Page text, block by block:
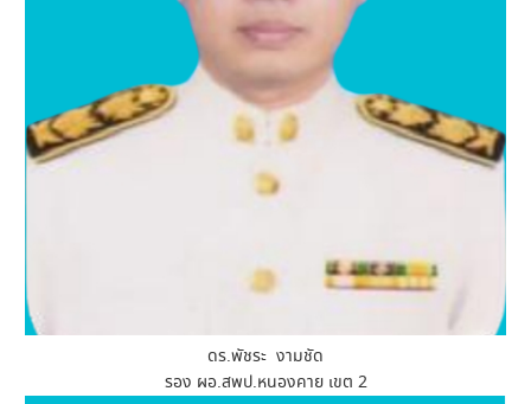
ดร.พัชระ งามชัด
รอง ผอ.สพป.หนองคาย เขต 2